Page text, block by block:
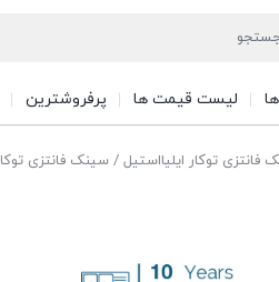
لیست قیمت ها پرفروشترین
فانتزی توکار ایلیااستیل / سینک فانتزی توکار